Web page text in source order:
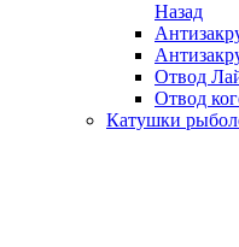
Назад
Отвод
Отвод
Катушки